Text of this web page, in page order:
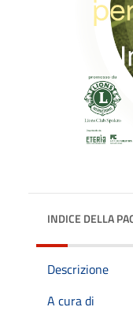
INDICE DELLA
Descrizione
A cura di